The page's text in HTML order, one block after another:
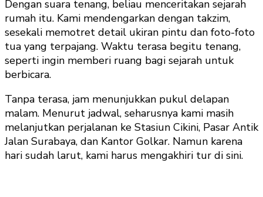
Dengan suara tenang, beliau menceritakan sejarah
rumah itu. Kami mendengarkan dengan takzim,
sesekali memotret detail ukiran pintu dan foto-foto
tua yang terpajang. Waktu terasa begitu tenang,
seperti ingin memberi ruang bagi sejarah untuk
berbicara.
Tanpa terasa, jam menunjukkan pukul delapan
malam. Menurut jadwal, seharusnya kami masih
melanjutkan perjalanan ke Stasiun Cikini, Pasar Antik
Jalan Surabaya, dan Kantor Golkar. Namun karena
hari sudah larut, kami harus mengakhiri tur di sini.